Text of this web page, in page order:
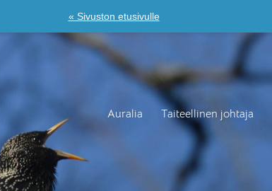
« Sivuston etusivulle
Auralia Taiteellinen johtaja